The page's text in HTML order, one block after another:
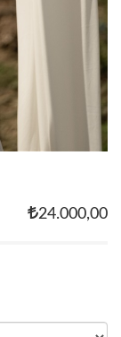
24.000,00